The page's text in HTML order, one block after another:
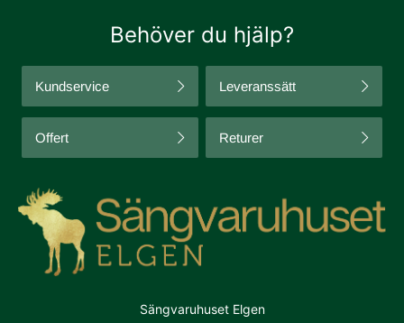
Behöver du hjälp?
Kundservice Leveranssätt
Offert Returer
Sängvaruhuset Elgen